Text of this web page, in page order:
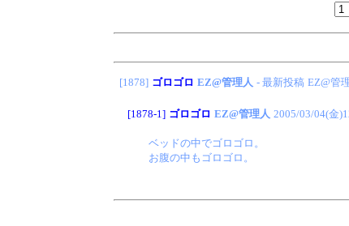
[1878] ゴロゴロ EZ@管理人 - 最新投稿 EZ@管
[1878-1] ゴロゴロ EZ@管理人 2005/03/04(金
ベッドの中でゴロゴロ。
お腹の中もゴロゴロ。